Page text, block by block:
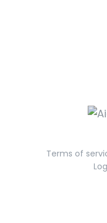
Terms of